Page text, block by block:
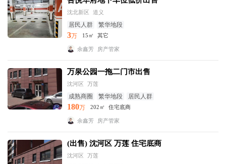
沈北新区 道义
居民人群 繁华地段
3万 15㎡ 其它
余鑫芳 房产管家
万泉公园一拖二门市出售
沈河区 万莲
成熟商圈 繁华地段 居民人群
180万 202㎡ 住宅底商
余鑫芳 房产管家
(出售) 沈河区 万莲 住宅底商
沈河区 万莲